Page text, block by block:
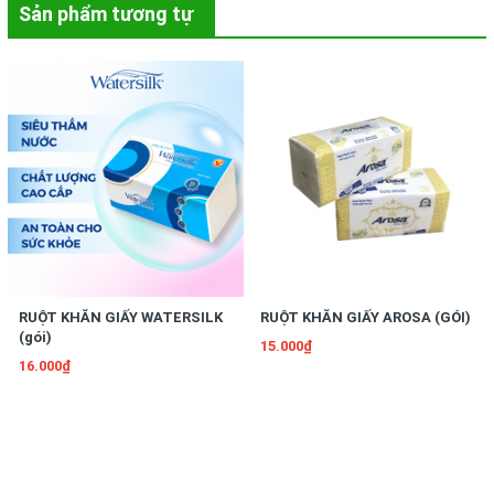
Sản phẩm tương tự
RUỘT KHĂN GIẤY WATERSILK
(gói)
16.000₫
RUỘT KHĂN GIẤY AROSA (GÓI)
15.000₫